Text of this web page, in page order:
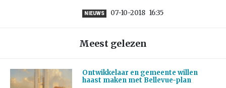
NIEUWS 07-10-2018 16:35
Meest gelezen
Ontwikkelaar en gemeente willen
haast maken met Bellevue-plan